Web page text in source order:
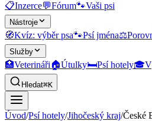
📋Inzerce💬Fórum🐾Vaši psi
Nástroje
🧭Kvíz: výběr psa🐾Psí jména⚖️
Služby
🏥Veterináři🏠Útulky🛏️Psí hotely🎓
Hledat⌘K
Úvod/Psí hotely/Jihočeský kraj/České